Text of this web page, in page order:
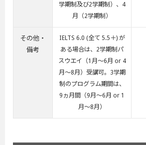
学期制及び2学期制）、4
月（2学期制）
その他・
備考
IELTS 6.0 (全て 5.5＋) が
ある場合は、2学期制パ
スウエイ（1月～6月 or 4
月～8月）受講可。3学期
制のプログラム期間は、
9ヵ月間（9月～6月 or 1
月～8月）